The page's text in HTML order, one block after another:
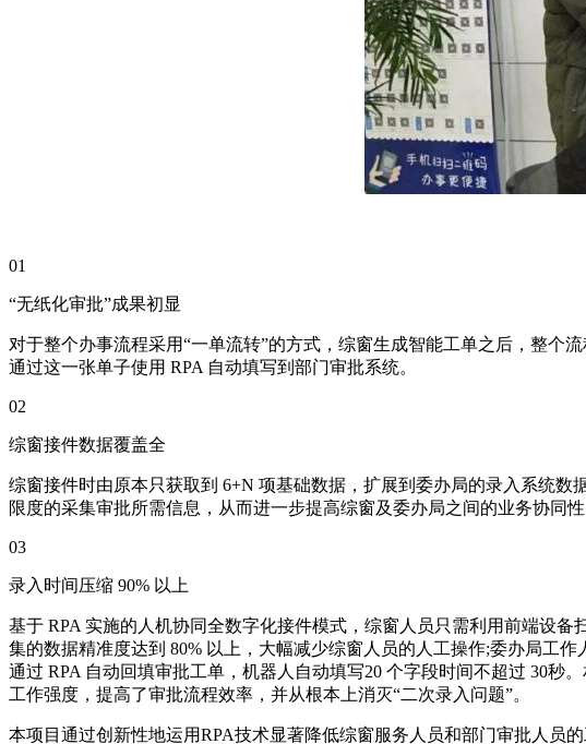
01
“无纸化审批”成果初显
对于整个办事流程采用“一单流转”的方式，综窗生成智能工单之后，整个
通过这一张单子使用 RPA 自动填写到部门审批系统。
02
综窗接件数据覆盖全
综窗接件时由原本只获取到 6+N 项基础数据，扩展到委办局的录入系统
限度的采集审批所需信息，从而进一步提高综窗及委办局之间的业务协同性
03
录入时间压缩 90% 以上
基于 RPA 实施的人机协同全数字化接件模式，综窗人员只需利用前端设
集的数据精准度达到 80% 以上，大幅减少综窗人员的人工操作;委办局工
通过 RPA 自动回填审批工单，机器人自动填写20 个字段时间不超过 30秒
工作强度，提高了审批流程效率，并从根本上消灭“二次录入问题”。
本项目通过创新性地运用RPA技术显著降低综窗服务人员和部门审批人员